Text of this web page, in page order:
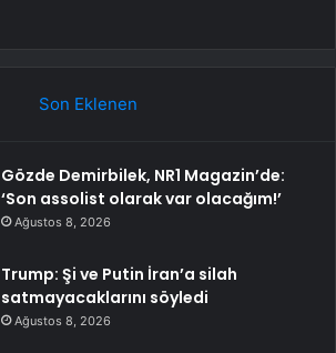
Son Eklenen
Gözde Demirbilek, NR1 Magazin’de:
‘Son assolist olarak var olacağım!’
Ağustos 8, 2026
Trump: Şi ve Putin İran’a silah
satmayacaklarını söyledi
Ağustos 8, 2026